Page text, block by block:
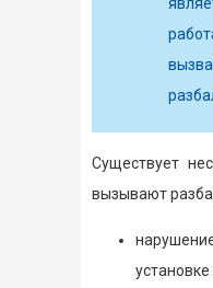
Существует
вызывают